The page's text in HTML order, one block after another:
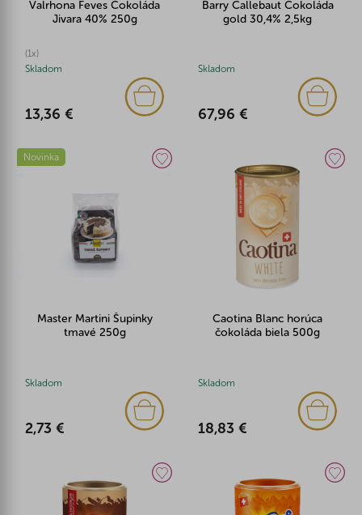
Valrhona Feves Čokoláda
Jivara 40% 250g
(1x)
Skladom
13,36 €
Barry Callebaut Čokoláda
gold 30,4% 2,5kg
Skladom
67,96 €
Novinka
Master Martini Šupinky
tmavé 250g
Skladom
2,73 €
Caotina Blanc horúca
čokoláda biela 500g
Skladom
18,83 €